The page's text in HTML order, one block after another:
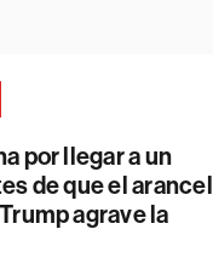
por llegar a un
de que el arancel
agrave la